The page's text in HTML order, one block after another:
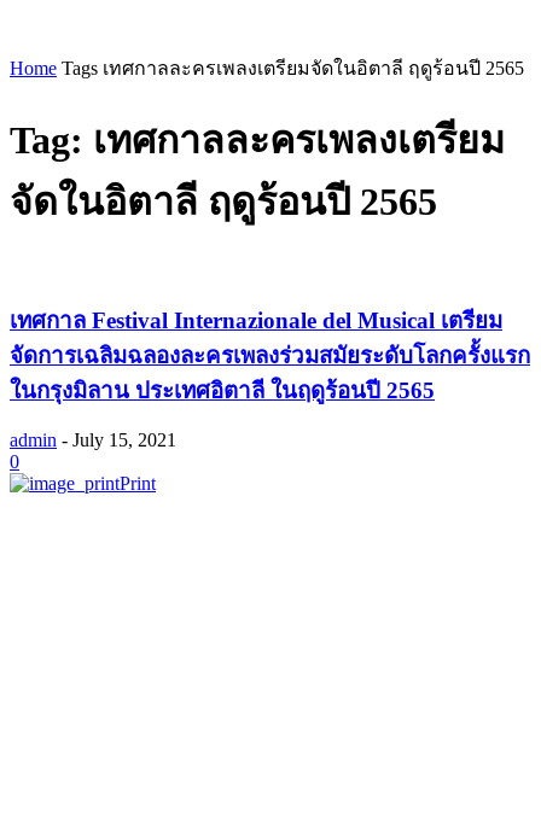
Home Tags เทศกาลละครเพลงเตรียมจัดในอิตาลี ฤดูร้อนปี 2565
Tag: เทศกาลละครเพลงเตรียม
จัดในอิตาลี ฤดูร้อนปี 2565
เทศกาล Festival Internazionale del Musical เตรียม
จัดการเฉลิมฉลองละครเพลงร่วมสมัยระดับโลกครั้งแรก
ในกรุงมิลาน ประเทศอิตาลี ในฤดูร้อนปี 2565
admin - July 15, 2021
0
Print